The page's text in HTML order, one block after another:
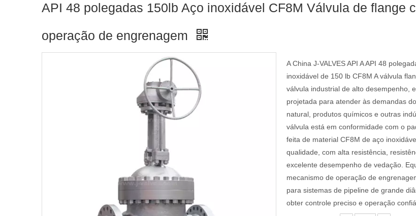
API 48 polegadas 150lb Aço inoxidável CF8M Válvula de flange
operação de engrenagem
A China J-VALVES API A API 48
inoxidável de 150 lb CF8M A válvula
válvula industrial de alto desempenho,
projetada para atender às demandas
natural, produtos químicos e outras
válvula está em conformidade com o
feita de material CF8M de aço
qualidade, com alta resistência,
excelente desempenho de vedação.
mecanismo de operação de
para sistemas de pipeline de grande
obter controle preciso e operação